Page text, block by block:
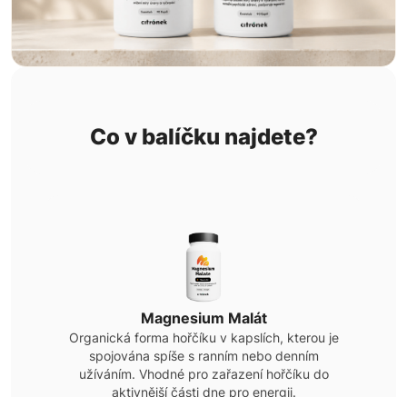
Co v balíčku najdete?
Magnesium Malát
Organická forma hořčíku v kapslích, kterou je
spojována spíše s ranním nebo denním
užíváním. Vhodné pro zařazení hořčíku do
aktivnější části dne pro energii.